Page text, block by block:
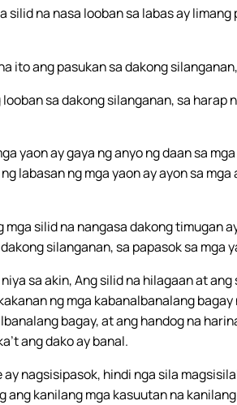
silid na nasa looban sa labas ay
ito ang pasukan sa dakong
sa dakong silanganan, sa harap
yaon ay gaya ng anyo ng daan sa
labasan ng mga yaon ay ayon sa
mga silid na nangasa dakong timugan
silanganan, sa papasok sa mga
sa akin, Ang silid na hilagaan at
ng mga kabanalbanalang
bagay, at ang handog na
ang dako ay banal.
nagsisipasok, hindi nga sila
ang kanilang mga kasuutan na